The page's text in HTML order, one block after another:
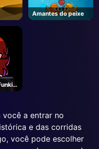
Amantes do peixe
você a entrar no
e das corridas
você pode escolher